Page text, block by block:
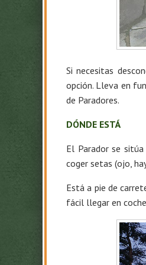
Si necesitas
opción. Lleva en
de Paradores.
DÓNDE ESTÁ
El Parador se
coger setas (ojo,
Está a pie de
fácil llegar en